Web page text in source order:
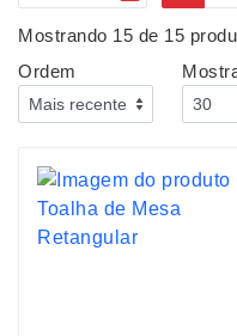
Mostrando 15 de 15
Ordem